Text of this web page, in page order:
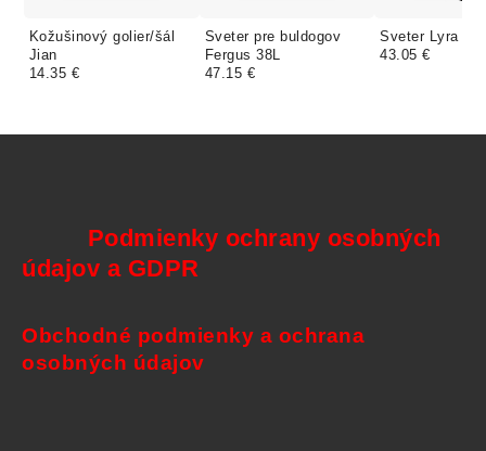
Kožušinový golier/šál
Jian
14.35 €
Sveter pre buldogov
Fergus 38L
47.15 €
Sveter Lyra
43.05 €
Podmienky ochrany osobných
údajov a GDPR
Obchodné podmienky a ochrana
osobných údajov